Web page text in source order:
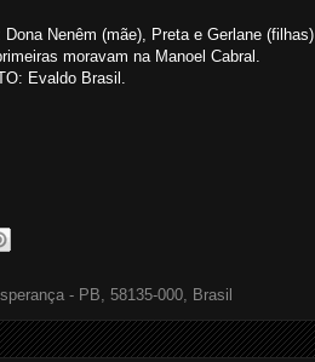
Nenêm (mãe), Preta e Gerlane (filhas)
moravam na Manoel Cabral.
Evaldo Brasil.
- PB, 58135-000, Brasil